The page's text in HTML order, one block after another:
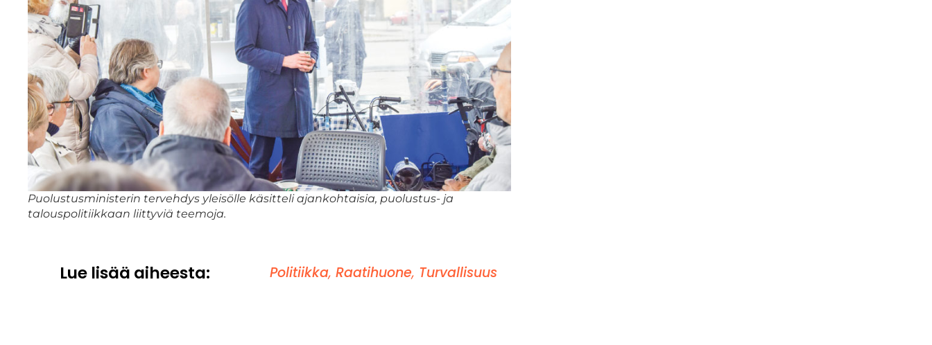
Puolustusministerin tervehdys yleisölle käsitteli ajankohtaisia, puolustus- ja
talouspolitiikkaan liittyviä teemoja.
Lue lisää aiheesta: Politiikka, Raatihuone, Turvallisuus